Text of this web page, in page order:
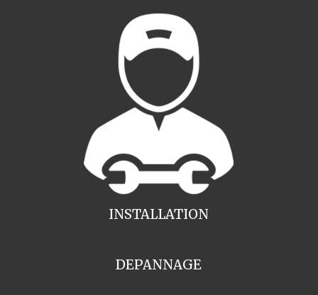
INSTALLATION
DEPANNAGE